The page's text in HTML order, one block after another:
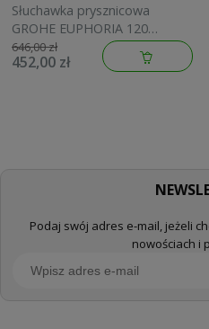
Słuchawka prysznicowa
GROHE EUPHORIA 120
brushed warm sunset
134883DL00
646,00 zł
452,00 zł
Podaj swój adres e-mail, jeżeli
nowościach i